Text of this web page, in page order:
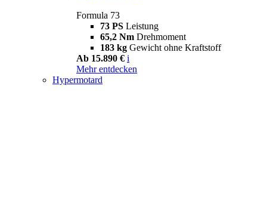
Formula 73
73 PS Leistung
65,2 Nm Drehmoment
183 kg Gewicht ohne Kraftstoff
Ab 15.890 € i
Mehr entdecken
Hypermotard